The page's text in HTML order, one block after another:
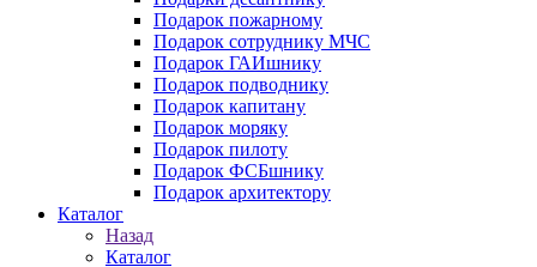
Подарок пожарному
Подарок сотруднику МЧС
Подарок ГАИшнику
Подарок подводнику
Подарок капитану
Подарок моряку
Подарок пилоту
Подарок ФСБшнику
Подарок архитектору
Каталог
Назад
Каталог